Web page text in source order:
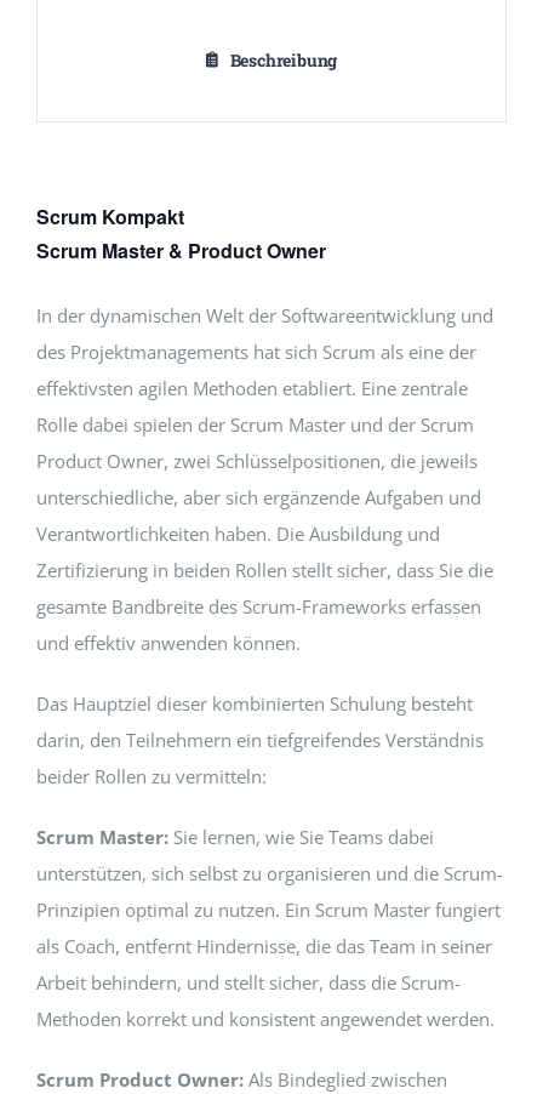
Beschreibung
Scrum Kompakt
Scrum Master & Product Owner
In der dynamischen Welt der Softwareentwicklung und
des Projektmanagements hat sich Scrum als eine der
effektivsten agilen Methoden etabliert. Eine zentrale
Rolle dabei spielen der Scrum Master und der Scrum
Product Owner, zwei Schlüsselpositionen, die jeweils
unterschiedliche, aber sich ergänzende Aufgaben und
Verantwortlichkeiten haben. Die Ausbildung und
Zertifizierung in beiden Rollen stellt sicher, dass Sie die
gesamte Bandbreite des Scrum-Frameworks erfassen
und effektiv anwenden können.
Das Hauptziel dieser kombinierten Schulung besteht
darin, den Teilnehmern ein tiefgreifendes Verständnis
beider Rollen zu vermitteln:
Scrum Master:Sie lernen, wie Sie Teams dabei
unterstützen, sich selbst zu organisieren und die Scrum-
Prinzipien optimal zu nutzen. Ein Scrum Master fungiert
als Coach, entfernt Hindernisse, die das Team in seiner
Arbeit behindern, und stellt sicher, dass die Scrum-
Methoden korrekt und konsistent angewendet werden.
Scrum Product Owner:Als Bindeglied zwischen